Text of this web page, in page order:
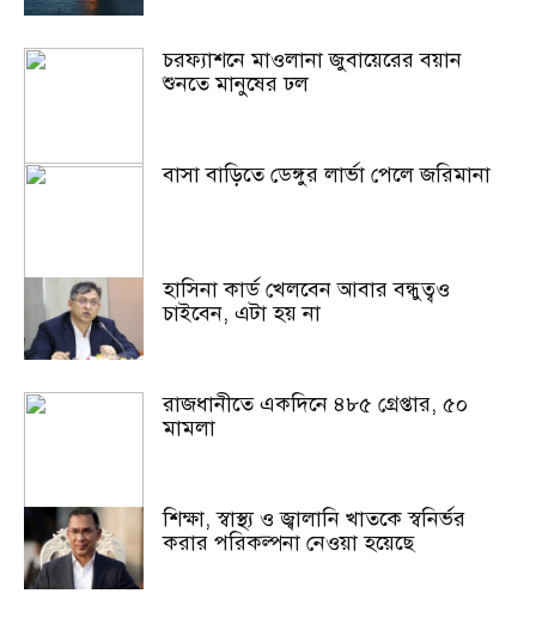
চরফ্যাশনে মাওলানা জুবায়েরের বয়ান
শুনতে মানুষের ঢল
বাসা বাড়িতে ডেঙ্গুর লার্ভা পেলে জরিমানা
হাসিনা কার্ড খেলবেন আবার বন্ধুত্বও
চাইবেন, এটা হয় না
রাজধানীতে একদিনে ৪৮৫ গ্রেপ্তার, ৫০
মামলা
শিক্ষা, স্বাস্থ্য ও জ্বালানি খাতকে স্বনির্ভর
করার পরিকল্পনা নেওয়া হয়েছে